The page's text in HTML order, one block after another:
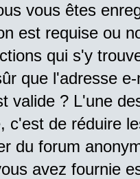
vous êtes
est requise ou
qui s'y
que l'adresse
valide ? L'une
c'est de réduire
du forum
avez fournie